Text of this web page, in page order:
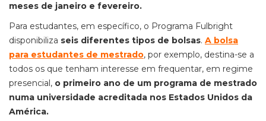
meses de janeiro e fevereiro.
Para estudantes, em específico, o Programa Fulbright
disponibiliza seis diferentes tipos de bolsas. A bolsa
para estudantes de mestrado, por exemplo, destina-se a
todos os que tenham interesse em frequentar, em regime
presencial, o primeiro ano de um programa de mestrado
numa universidade acreditada nos Estados Unidos da
América.